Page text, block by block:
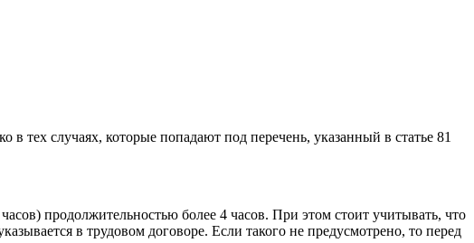
в тех случаях, которые попадают под перечень, указанный в статье 81
продолжительностью более 4 часов. При этом стоит учитывать, что
в трудовом договоре. Если такого не предусмотрено, то перед